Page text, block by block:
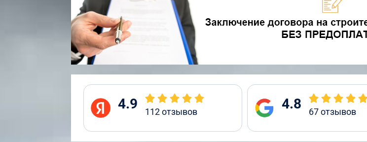
4.9 112отзывов 4.8 67отзывов